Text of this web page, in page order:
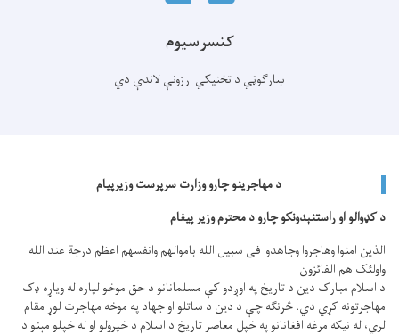
کنسرسیوم
ښارګوټي د تخنیکي ارزونې لاندې دي
د مهاجرینو چارو وزارت سرپرست وزیرپیام
د کډوالو او راستنېدونکو چارو د محترم وزیر پیغام
الذین امنوا وهاجروا وجاهدوا فی سبیل الله باموالهم وانفسهم اعظم درجة عند الله
واولئک هم الفائزون
د اسلام مبارک دین د تاریخ په اوږدو کې مسلمانانو د حق موخو لپاره له ویاړه ډک
مهاجرتونه کړي دي. څرنګه چې د دین د ساتلو او جهاد په موخه مهاجرت لوړ مقام
لري، له نیکه مرغه افغانانو په خپل معاصر تاریخ د اسلام د خپرولو او له خپلو مېنو د